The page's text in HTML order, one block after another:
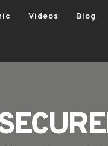
Videos Blog